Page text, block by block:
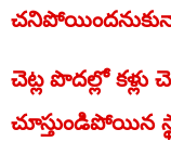
చెట్ల పొదల్లో
చూస్తుండిపోయిన